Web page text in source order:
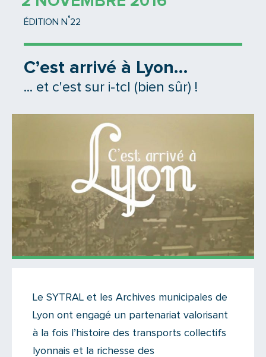
ÉDITION N °22
C’est arrivé à Lyon…
... et c'est sur i-tcl (bien sûr) !
Il n'y a aucun commentaire...
Ajoutez le vôtre
Le SYTRAL et les Archives municipales de
Lyon ont engagé un partenariat valorisant
à la fois l’histoire des transports collectifs
lyonnais et la richesse des